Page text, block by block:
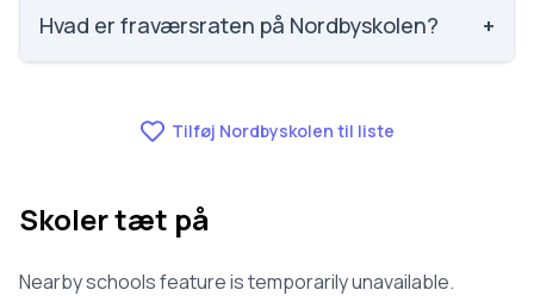
584 ud af 3143 skoler. Scoren er baseret på
Hvad er fraværsraten på Nordbyskolen? +
Tilføj Nordbyskolen til liste
Skoler tæt på
Nearby schools feature is temporarily unavailable.